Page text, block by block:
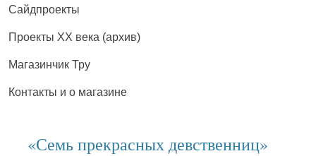
Сайдпроекты
Проекты XX века (архив)
Магазинчик Тру
Контакты и о магазине
«Семь прекрасных девственниц»